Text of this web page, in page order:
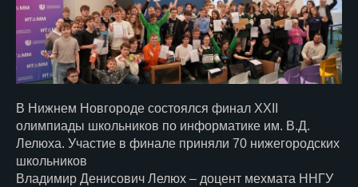
В Нижнем Новгороде состоялся финал XXII
олимпиады школьников по информатике им. В.Д.
Лелюха. Участие в финале приняли 70 нижегородских
школьников
Владимир Денисович Лелюх – доцент мехмата ННГУ